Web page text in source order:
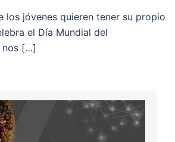
los jóvenes quieren tener su propio
el Día Mundial del
nos […]